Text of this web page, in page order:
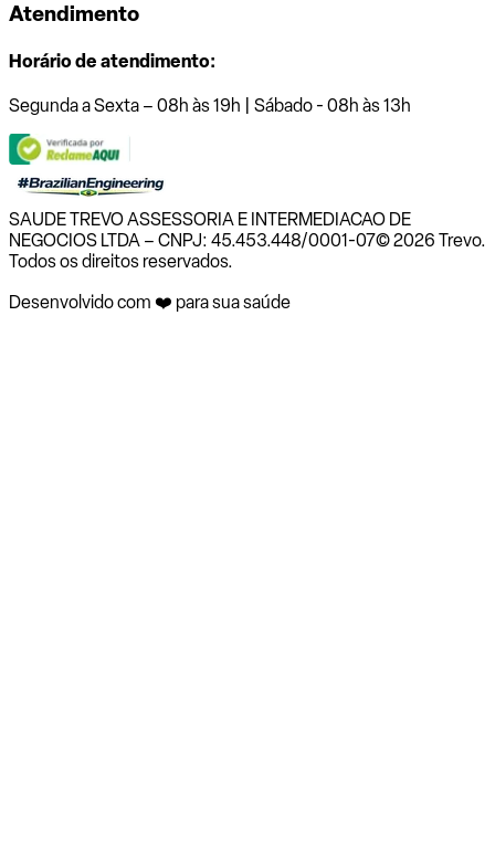
Atendimento
Horário de atendimento:
Segunda a Sexta – 08h às 19h | Sábado - 08h às 13h
SAUDE TREVO ASSESSORIA E INTERMEDIACAO DE
NEGOCIOS LTDA – CNPJ: 45.453.448/0001-07© 2026 Trevo.
Todos os direitos reservados.
Desenvolvido com ❤️ para sua saúde